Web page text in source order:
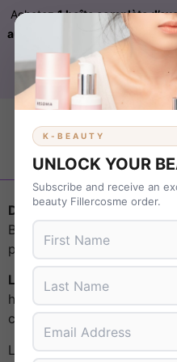
Achetez1 boîte complète
automatiquement ajouté à
Livraison OFFERTE
Définition de la K-Beauty :
Beauty ? Origine, valeurs
philosophie de soins.
La K-Beauty, un
histoire de son ascension
culturel.
L’avenir de la K-Beauty est
K-BEAUTY
UNLOCK YOUR
Subscribe and receive an
beauty Fillercosme order.